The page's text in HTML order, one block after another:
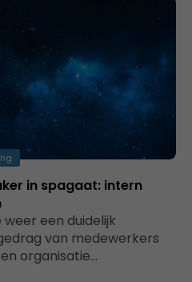
in spagaat: intern
een duidelijk
van medewerkers
organisatie…